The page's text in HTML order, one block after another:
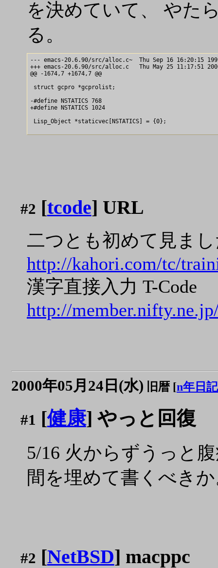
を決めていて、 やた
る。
--- emacs-20.6.90/src/alloc.c~	Thu Sep 16 16:20:15 1999
+++ emacs-20.6.90/src/alloc.c	Thu May 25 11:17:51 2000
@@ -1674,7 +1674,7 @@
struct gcpro *gcprolist;
-#define NSTATICS 768
+#define NSTATICS 1024
Lisp_Object *staticvec[NSTATICS] = {0};
#2 [tcode] URL
二つとも初めて見ま
http://kahori.com/tc/
漢字直接入力 T-Code
http://
2000年05月24日(水) 旧暦 [n年日記
#1 [健康] やっと回復
5/16 火からずうっと
間を埋めて書くべき
#2 [NetBSD] macppc